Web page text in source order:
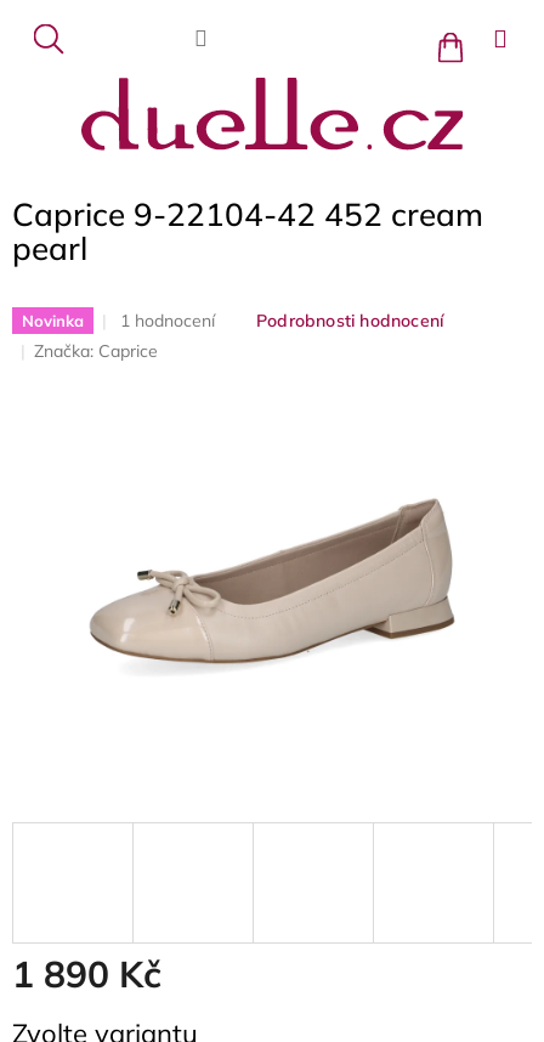
obsah
Nákupní
košík
Caprice 9-22104-42 452 cream
pearl
Novinka
Průměrné
produktu
1 hodnocení
Podrobnosti hodnocení
Značka: Caprice
1 890 Kč
Zvolte variantu